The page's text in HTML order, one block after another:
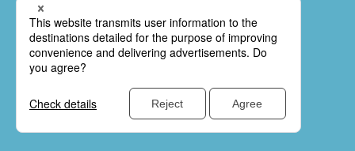
© SHUEISHA Inc. All rights reserved.